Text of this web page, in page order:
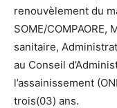
renouvèlement du
SOME/
sanitaire,
au Conseil
l’assainissement
trois(03) ans.